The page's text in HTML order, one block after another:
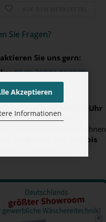
Akzeptieren
Informationen
Sie Fra­gen?
Sie uns gern:
+49 (0) 36072-153979
info@wasch-und-
Service ist
rund um die Uhr
telefonisch erreichbar.
Produktberater stehen Ihnen
bis Freitag von 8:00 bis